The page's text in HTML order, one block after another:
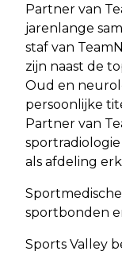
Partner van
jarenlange
staf van
zijn naast de
Oud en
persoonlijke
Partner van
als afdeling
sportbonden
Sports Valley